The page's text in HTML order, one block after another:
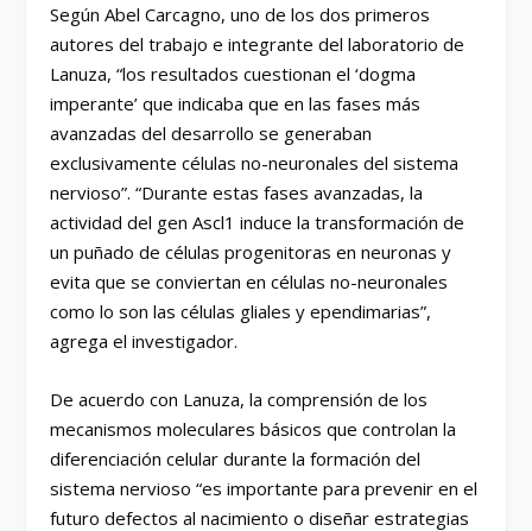
Según Abel Carcagno, uno de los dos primeros
autores del trabajo e integrante del laboratorio de
Lanuza, “los resultados cuestionan el ‘dogma
imperante’ que indicaba que en las fases más
avanzadas del desarrollo se generaban
exclusivamente células no-neuronales del sistema
nervioso”. “Durante estas fases avanzadas, la
actividad del gen Ascl1 induce la transformación de
un puñado de células progenitoras en neuronas y
evita que se conviertan en células no-neuronales
como lo son las células gliales y ependimarias”,
agrega el investigador.
De acuerdo con Lanuza, la comprensión de los
mecanismos moleculares básicos que controlan la
diferenciación celular durante la formación del
sistema nervioso “es importante para prevenir en el
futuro defectos al nacimiento o diseñar estrategias